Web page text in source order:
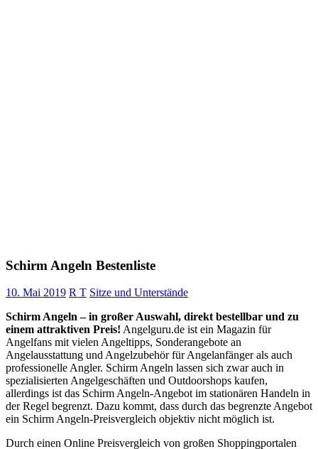
Schirm Angeln Bestenliste
10. Mai 2019 R T Sitze und Unterstände
Schirm Angeln – in großer Auswahl, direkt bestellbar und zu
einem attraktiven Preis! Angelguru.de ist ein Magazin für
Angelfans mit vielen Angeltipps, Sonderangebote an
Angelausstattung und Angelzubehör für Angelanfänger als auch
professionelle Angler. Schirm Angeln lassen sich zwar auch in
spezialisierten Angelgeschäften und Outdoorshops kaufen,
allerdings ist das Schirm Angeln-Angebot im stationären Handeln in
der Regel begrenzt. Dazu kommt, dass durch das begrenzte Angebot
ein Schirm Angeln-Preisvergleich objektiv nicht möglich ist.
Durch einen Online Preisvergleich von großen Shoppingportalen